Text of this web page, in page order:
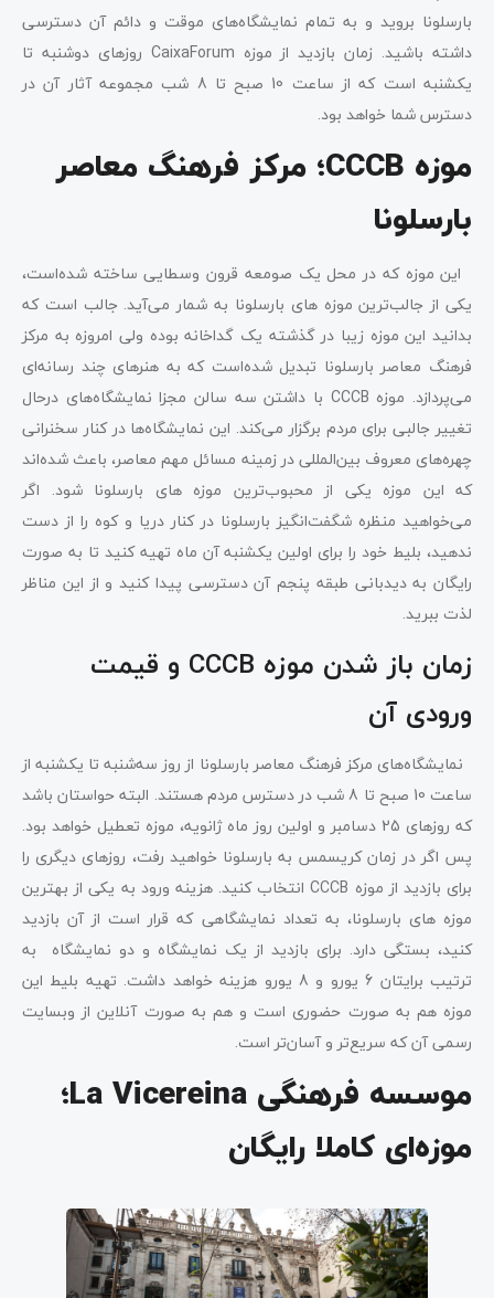
بارسلونا بروید و به تمام نمایشگاه‌های موقت و دائم آن دسترسی
داشته باشید. زمان بازدید از موزه CaixaForum روزهای دوشنبه تا
یکشنبه است که از ساعت 10 صبح تا 8 شب مجموعه آثار آن در
دسترس شما خواهد بود.
موزه CCCB؛ مرکز فرهنگ معاصر
بارسلونا
این موزه که در محل یک صومعه قرون وسطایی ساخته شده‌است،
یکی از جالب‌ترین موزه های بارسلونا به شمار می‌آید. جالب است که
بدانید این موزه زیبا در گذشته یک گداخانه بوده ولی امروزه به مرکز
فرهنگ معاصر بارسلونا تبدیل شده‌است که به هنرهای چند رسانه‌ای
می‌پردازد. موزه CCCB با داشتن سه سالن مجزا نمایشگاه‌های درحال
تغییر جالبی برای مردم برگزار می‌کند. این نمایشگاه‌ها در کنار سخنرانی
چهره‌های معروف بین‌المللی در زمینه مسائل مهم معاصر، باعث شده‌اند
که این موزه یکی از محبوب‌ترین موزه های بارسلونا شود. اگر
می‌خواهید منظره شگفت‌انگیز بارسلونا در کنار دریا و کوه را از دست
ندهید، بلیط خود را برای اولین یکشنبه آن ماه تهیه کنید تا به صورت
رایگان به دیدبانی طبقه پنجم آن دسترسی پیدا کنید و از این مناظر
لذت ببرید.
زمان باز شدن موزه CCCB و قیمت
ورودی آن
نمایشگاه‌های مرکز فرهنگ معاصر بارسلونا از روز سه‌شنبه تا یکشنبه از
ساعت 10 صبح تا 8 شب در دسترس مردم هستند. البته حواستان باشد
که روزهای 25 دسامبر و اولین روز ماه ژانویه، موزه تعطیل خواهد بود.
پس اگر در زمان کریسمس به بارسلونا خواهید رفت، روزهای دیگری را
برای بازدید از موزه CCCB انتخاب کنید. هزینه ورود به یکی از بهترین
موزه های بارسلونا، به تعداد نمایشگاهی که قرار است از آن‌ بازدید
کنید، بستگی دارد. برای بازدید از یک نمایشگاه و دو نمایشگاه به
ترتیب برایتان 6 یورو و 8 یورو هزینه خواهد داشت. تهیه بلیط این
موزه هم به صورت حضوری است و هم به صورت آنلاین از وبسایت
رسمی آن که سریع‌تر و آسان‌تر است.
موسسه فرهنگی La Vicereina؛
موزه‌ای کاملا رایگان